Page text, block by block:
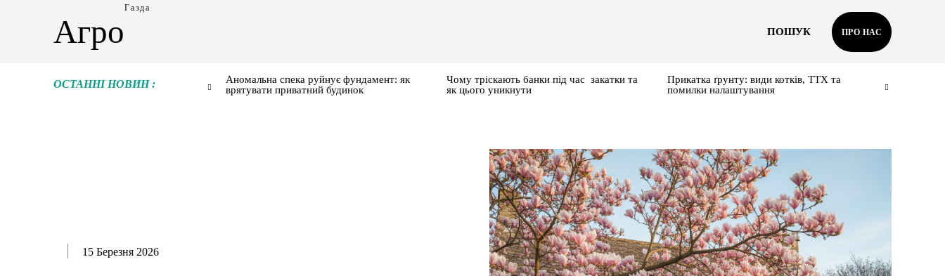
Агро
Газда
ПОШУК ПРО НАС
ОСТАННІ НОВИН :
Аномальна спека руйнує фундамент: як
врятувати приватний будинок
Чому тріскають банки під час закатки та
як цього уникнути
Прикатка ґрунту: види котків, ТТХ та
помилки налаштування
15 Березня 2026